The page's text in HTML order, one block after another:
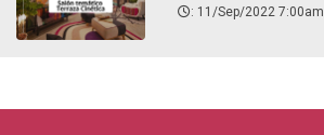
: 11/Sep/2022 7:00am